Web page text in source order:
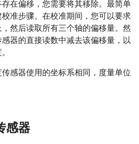
在偏移，您需要将其移除。最简单
准步骤。在校准期间，您可以要求
然后读取所有三个轴的偏移量。然
器的直接读数中减去该偏移量，以
感器使用的坐标系相同，度量单位
感器